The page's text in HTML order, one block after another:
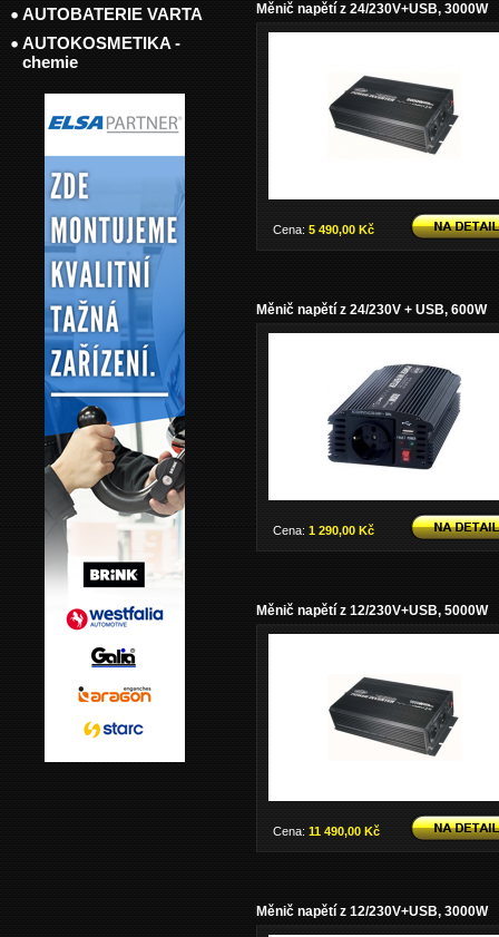
Měnič napětí z 24/230V+USB, 3000W
Cena: 5 490,00 Kč
Měnič napětí z 24/230V + USB, 600W
Cena: 1 290,00 Kč
Měnič napětí z 12/230V+USB, 5000W
Cena: 11 490,00 Kč
Měnič napětí z 12/230V+USB, 3000W
AUTOBATERIE VARTA
AUTOKOSMETIKA -
chemie